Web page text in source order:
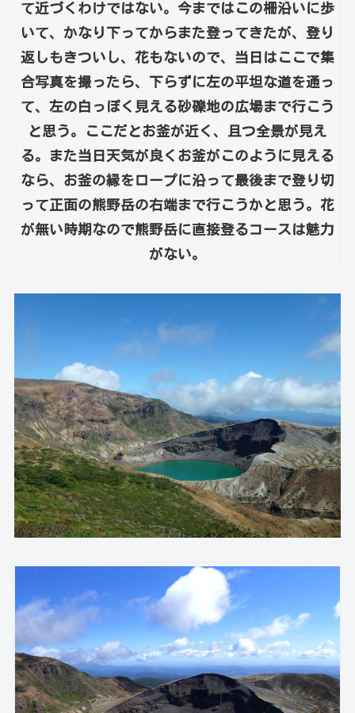
て近づくわけではない。今まではこの柵沿いに歩
いて、かなり下ってからまた登ってきたが、登り
返しもきついし、花もないので、当日はここで集
合写真を撮ったら、下らずに左の平坦な道を通っ
て、左の白っぽく見える砂礫地の広場まで行こう
と思う。ここだとお釜が近く、且つ全景が見え
る。また当日天気が良くお釜がこのように見える
なら、お釜の縁をロープに沿って最後まで登り切
って正面の熊野岳の右端まで行こうかと思う。花
が無い時期なので熊野岳に直接登るコースは魅力
がない。